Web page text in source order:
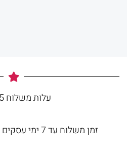
עלות משלוח 25 ש"ח
זמן משלוח עד 7 ימי עסקים לא כולל יום ההזמנה